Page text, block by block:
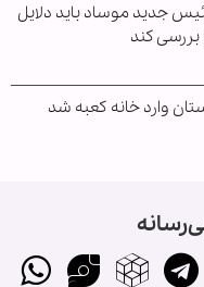
جدید موساد باید دلایل
بررسی کند
وارد خانه کعبه شد